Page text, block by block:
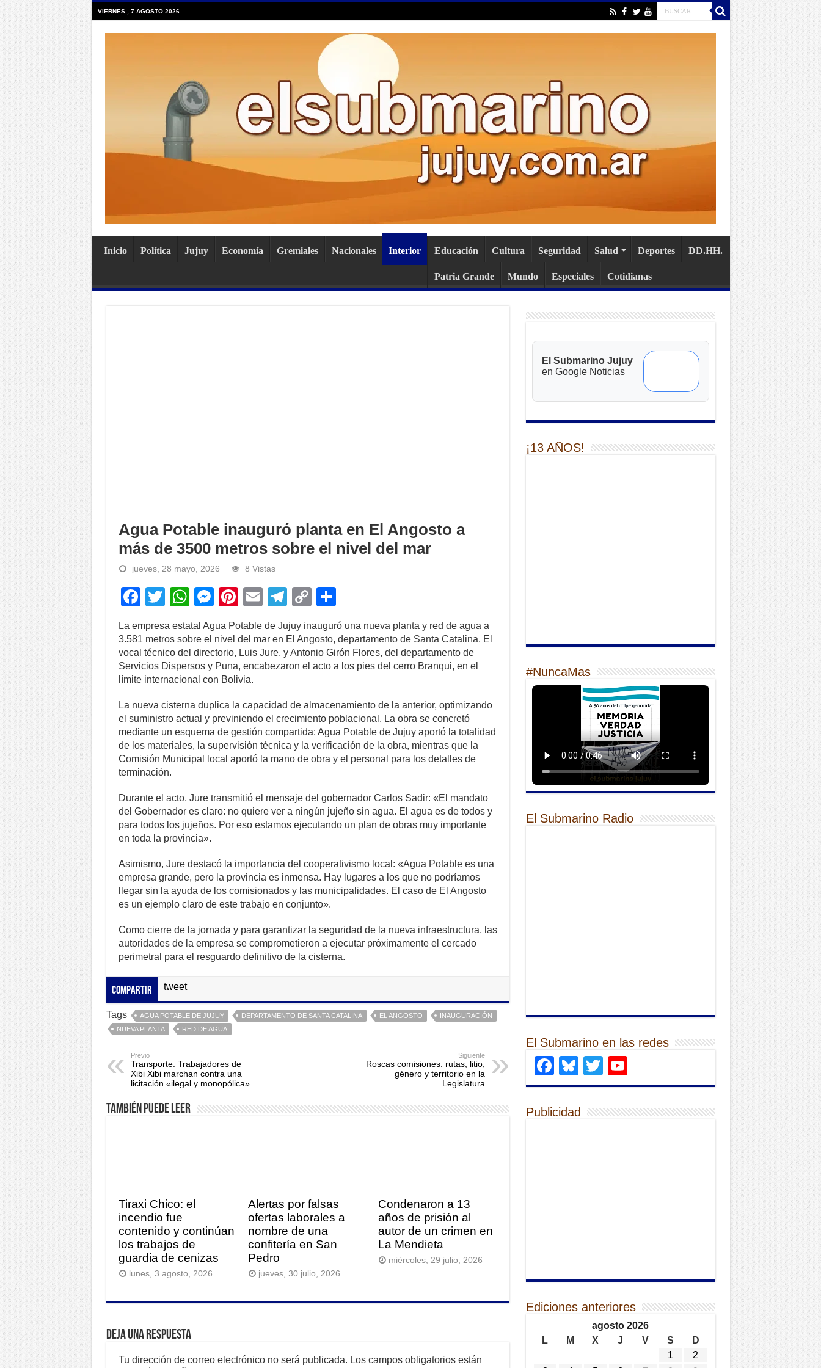
VIERNES , 7 AGOSTO 2026
Inicio Política Jujuy Economía Gremiales Nacionales Interior Educación Cultura Seguridad Salud Deportes DD.HH.
Patria Grande Mundo Especiales Cotidianas
Agua Potable inauguró planta en El Angosto a
más de 3500 metros sobre el nivel del mar
jueves, 28 mayo, 2026 8 Vistas
F
c
e
b
o
k
T
tt
er
W
h
at
s
A
p
M
ss
e
n
er
Pi
nt
er
e
st
E
m
ail
T
el
e
gr
a
C
p
y
Li
k
h
ar
e
La empresa estatal Agua Potable de Jujuy inauguró una nueva planta y red de agua a
3.581 metros sobre el nivel del mar en El Angosto, departamento de Santa Catalina. El
vocal técnico del directorio, Luis Jure, y Antonio Girón Flores, del departamento de
Servicios Dispersos y Puna, encabezaron el acto a los pies del cerro Branqui, en el
límite internacional con Bolivia.
La nueva cisterna duplica la capacidad de almacenamiento de la anterior, optimizando
el suministro actual y previniendo el crecimiento poblacional. La obra se concretó
mediante un esquema de gestión compartida: Agua Potable de Jujuy aportó la totalidad
de los materiales, la supervisión técnica y la verificación de la obra, mientras que la
Comisión Municipal local aportó la mano de obra y el personal para los detalles de
terminación.
Durante el acto, Jure transmitió el mensaje del gobernador Carlos Sadir: «El mandato
del Gobernador es claro: no quiere ver a ningún jujeño sin agua. El agua es de todos y
para todos los jujeños. Por eso estamos ejecutando un plan de obras muy importante
en toda la provincia».
Asimismo, Jure destacó la importancia del cooperativismo local: «Agua Potable es una
empresa grande, pero la provincia es inmensa. Hay lugares a los que no podríamos
llegar sin la ayuda de los comisionados y las municipalidades. El caso de El Angosto
es un ejemplo claro de este trabajo en conjunto».
Como cierre de la jornada y para garantizar la seguridad de la nueva infraestructura, las
autoridades de la empresa se comprometieron a ejecutar próximamente el cercado
perimetral para el resguardo definitivo de la cisterna.
Compartir tweet
Tags AGUA POTABLE DE JUJUY DEPARTAMENTO DE SANTA CATALINA EL ANGOSTO
INAUGURACIÓN
NUEVA PLANTA
RED DE AGUA
Previo
Transporte: Trabajadores de
Xibi Xibi marchan contra una
licitación «ilegal y monopólica»
Siguiente
Roscas comisiones: rutas, litio,
género y territorio en la
Legislatura
También puede leer
Tiraxi Chico: el
incendio fue
contenido y continúan
los trabajos de
guardia de cenizas
lunes, 3 agosto, 2026
Alertas por falsas
ofertas laborales a
nombre de una
confitería en San
Pedro
jueves, 30 julio, 2026
Condenaron a 13
años de prisión al
autor de un crimen en
La Mendieta
miércoles, 29 julio, 2026
Deja una respuesta
Tu dirección de correo electrónico no será publicada. Los campos obligatorios están
El Submarino Jujuy
en Google Noticias
¡13 AÑOS!
#NuncaMas
El Submarino Radio
El Submarino en las redes
Facebook
Bluesky
Twitter
Publicidad
Ediciones anteriores
agosto 2026
L
M X J V S
D
1
2